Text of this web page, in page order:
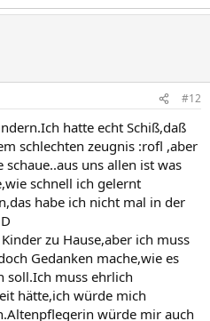
#12
hatte echt Schiß,daß
schlechten zeugnis :rofl ,aber
uns allen ist was
schnell ich gelernt
habe ich nicht mal in der
zu Hause,aber ich muss
Gedanken mache,wie es
soll.Ich muss ehrlich
hätte,ich würde mich
würde mir auch